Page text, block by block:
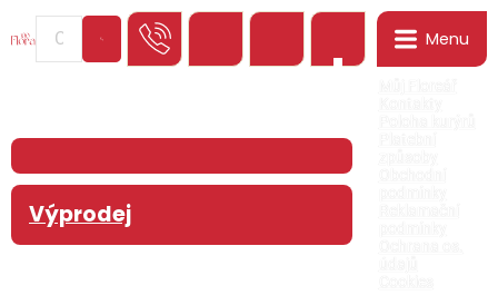
Menu
Výprodej